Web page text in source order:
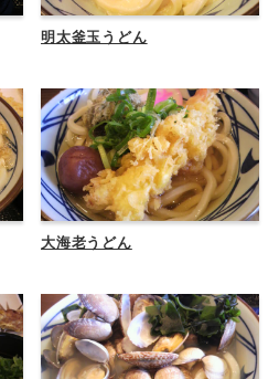
明太釜玉うどん
大海老うどん